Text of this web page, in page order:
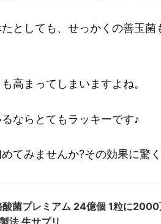
としても、せっかくの善玉菌
高まってしまいますよね。
ならとてもラッキーです♪
てみませんか?その効果に驚
酸菌プレミアム 24億個 1粒に